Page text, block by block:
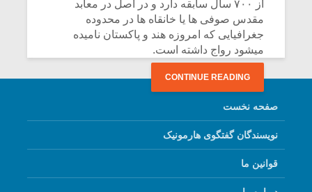
از ۷۰۰ سال سابقه دارد و در اصل در معابد
مقدس صوفی ها یا خانقاه ها در محدوده
جغرافیایی که امروزه هند و پاکستان نامیده
میشود رواج داشته است.
CONTINUE READING
صفحه نخست
نویسندگان گفتگوی هارمونیک
قوانین ما
متن فیلم «متری
موسیقی